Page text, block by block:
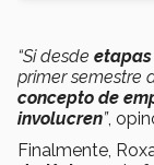
“Si desde
primer semestre
concepto de
involucren”,
Finalmente,